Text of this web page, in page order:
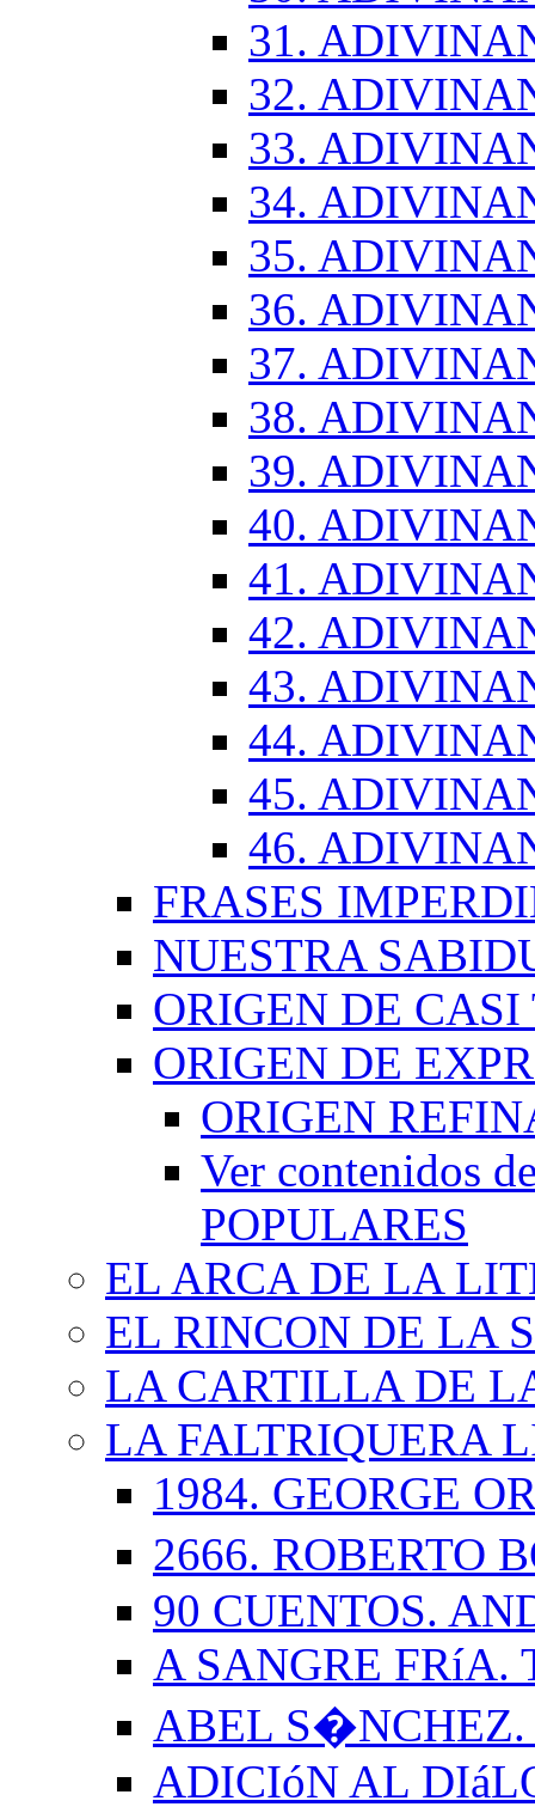
31.
32.
33.
34.
35.
36.
37.
38.
39.
40.
41.
42.
43.
44.
45.
46.
FRASES
NUESTRA
ORIGEN DE CASI
ORIGEN DE
ORIGEN
Ver contenidos
POPULARES
EL ARCA DE LA
EL RINCON DE LA
LA CARTILLA DE
LA FALTRIQUERA
1984. GEORGE
2666. ROBERTO
90 CUENTOS.
A SANGRE FRíA.
ABEL
ADICIóN AL